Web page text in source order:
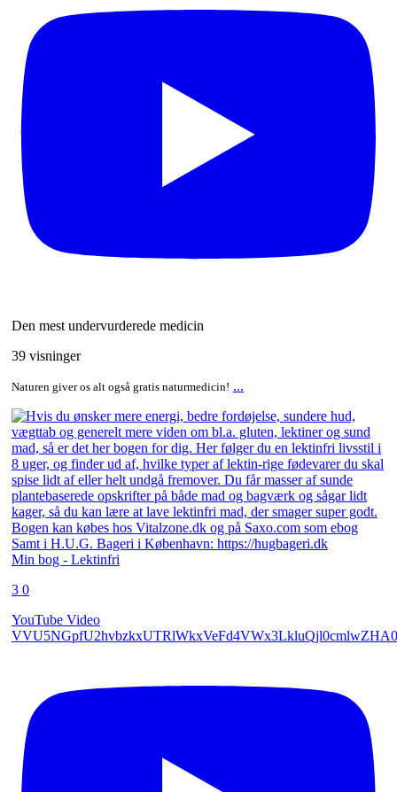
Den mest undervurderede medicin
39 visninger
Naturen giver os alt også gratis naturmedicin! ...
Min bog - Lektinfri
3 0
YouTube Video
VVU5NGpfU2hvbzkxUTRlWkxVeFd4VWx3LkluQjl0cmlwZHA0